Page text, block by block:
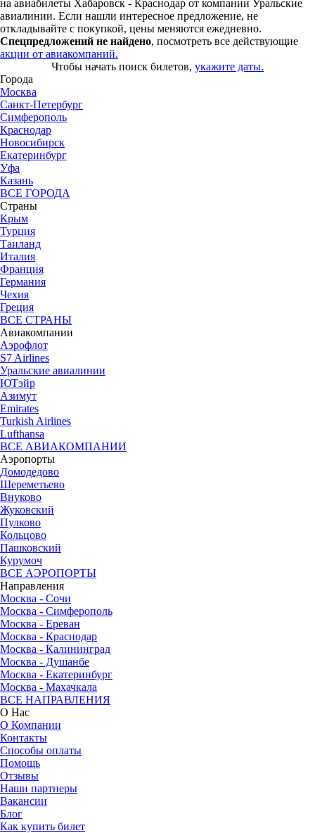
на авиабилеты Хабаровск - Краснодар от компании Уральские
авиалинии. Если нашли интересное предложение, не
откладывайте с покупкой, цены меняются ежедневно.
Спецпредложений не найдено, посмотреть все действующие
акции от авиакомпаний.
Чтобы начать поиск билетов, укажите даты.
Города
Москва
Санкт-Петербург
Симферополь
Краснодар
Новосибирск
Екатеринбург
Уфа
Казань
ВСЕ ГОРОДА
Страны
Крым
Турция
Таиланд
Италия
Франция
Германия
Чехия
Греция
ВСЕ СТРАНЫ
Авиакомпании
Аэрофлот
S7 Airlines
Уральские авиалинии
ЮТэйр
Азимут
Emirates
Turkish Airlines
Lufthansa
ВСЕ АВИАКОМПАНИИ
Аэропорты
Домодедово
Шереметьево
Внуково
Жуковский
Пулково
Кольцово
Пашковский
Курумоч
ВСЕ АЭРОПОРТЫ
Направления
Москва - Сочи
Москва - Симферополь
Москва - Ереван
Москва - Краснодар
Москва - Калининград
Москва - Душанбе
Москва - Екатеринбург
Москва - Махачкала
ВСЕ НАПРАВЛЕНИЯ
О Нас
О Компании
Контакты
Способы оплаты
Помощь
Отзывы
Наши партнеры
Вакансии
Блог
Как купить билет